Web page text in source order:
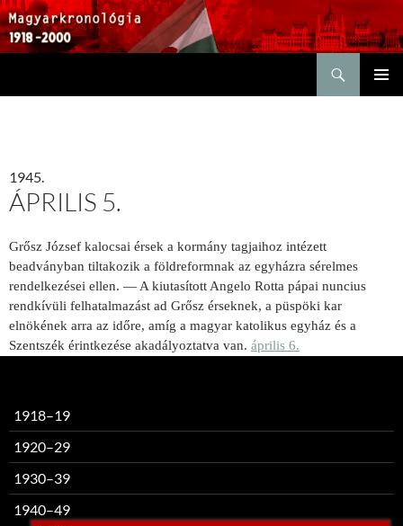
1945.
ÁPRILIS 5.
Grősz József kalocsai érsek a kormány tagjaihoz intézett
beadványban tiltakozik a földreformnak az egyházra sérelmes
rendelkezései ellen. — A kiutasított Angelo Rotta pápai nuncius
rendkívüli felhatalmazást ad Grősz érseknek, a püspöki kar
elnökének arra az időre, amíg a magyar katolikus egyház és a
Szentszék érintkezése akadályoztatva van. április 6.
1918–19
1920–29
1930–39
1940–49